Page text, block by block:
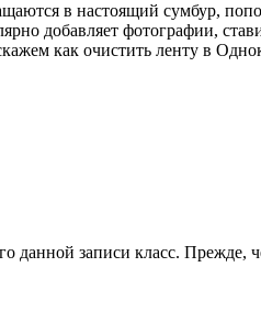
в настоящий сумбур,
добавляет фотографии,
как очистить ленту в
данной записи класс.